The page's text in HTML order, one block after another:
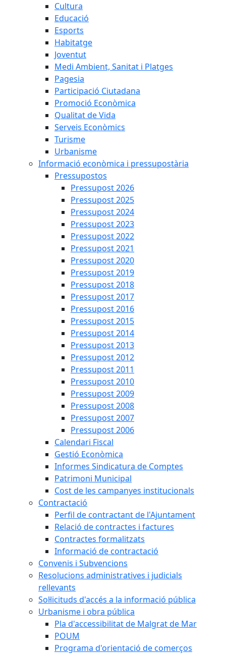
Cultura
Educació
Esports
Habitatge
Joventut
Medi Ambient, Sanitat i Platges
Pagesia
Participació Ciutadana
Promoció Econòmica
Qualitat de Vida
Serveis Econòmics
Turisme
Urbanisme
Informació econòmica i pressupostària
Pressupostos
Pressupost 2026
Pressupost 2025
Pressupost 2024
Pressupost 2023
Pressupost 2022
Pressupost 2021
Pressupost 2020
Pressupost 2019
Pressupost 2018
Pressupost 2017
Pressupost 2016
Pressupost 2015
Pressupost 2014
Pressupost 2013
Pressupost 2012
Pressupost 2011
Pressupost 2010
Pressupost 2009
Pressupost 2008
Pressupost 2007
Pressupost 2006
Calendari Fiscal
Gestió Econòmica
Informes Sindicatura de Comptes
Patrimoni Municipal
Cost de les campanyes institucionals
Contractació
Perfil de contractant de l'Ajuntament
Relació de contractes i factures
Contractes formalitzats
Informació de contractació
Convenis i Subvencions
Resolucions administratives i judicials
rellevants
Sol·licituds d'accés a la informació pública
Urbanisme i obra pública
Pla d'accessibilitat de Malgrat de Mar
POUM
Programa d'orientació de comerços